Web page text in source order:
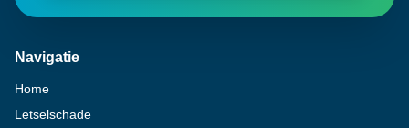
Navigatie
Home
Letselschade